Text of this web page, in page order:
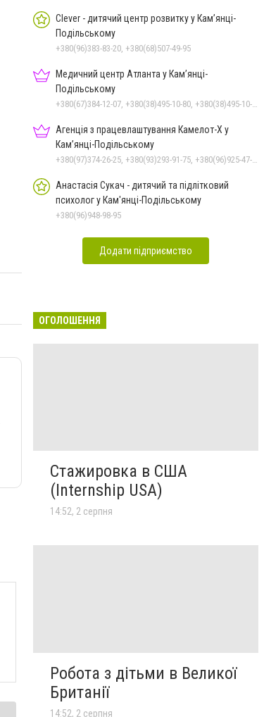
Clever - дитячий центр розвитку у Кам’янці-
Подільському
+380(96)383-83-20, +380(68)507-49-95
Медичний центр Атланта у Кам’янці-
Подільському
+380(67)384-12-07, +380(38)495-10-80, +380(38)495-10-70
Агенція з працевлаштування Камелот-Х у
Кам’янці-Подільському
+380(97)374-26-25, +380(93)293-91-75, +380(96)925-47-71, +380(73)327-54-83
Анастасія Сукач - дитячий та підлітковий
психолог у Кам'янці-Подільському
+380(96)948-98-95
Додати підприємство
ОГОЛОШЕННЯ
Стажировка в США
(Internship USA)
14:52, 2 серпня
Робота з дітьми в Великої
Британії
14:52, 2 серпня